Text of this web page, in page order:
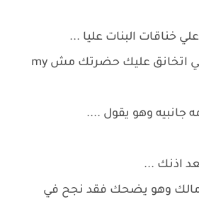
خناقات البنات عليا ...
ـ لورا : excuse me ولي اتخانق عليك حضرتك مش my
جانبيه وهو يقول ....
اذنك ...
مالك وهو يضحك فقد نجح في